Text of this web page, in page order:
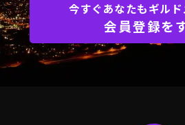
今すぐあなたもギル
会員登録を